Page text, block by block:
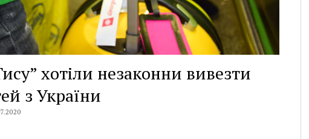
хотіли незаконни вивезти
з України